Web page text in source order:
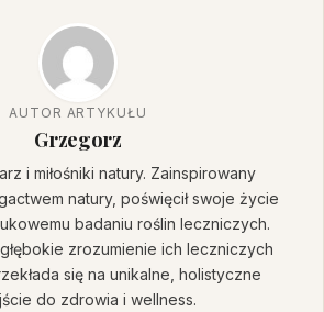
AUTOR ARTYKUŁU
Grzegorz
i miłośniki natury. Zainspirowany
natury, poświęcił swoje życie
badaniu roślin leczniczych.
zrozumienie ich leczniczych
się na unikalne, holistyczne
do zdrowia i wellness.